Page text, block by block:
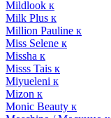
Mildlook к
Milk Plus к
Million Pauline к
Miss Selene к
Missha к
Misss Tais к
Miyueleni к
Mizon к
Monic Beauty к